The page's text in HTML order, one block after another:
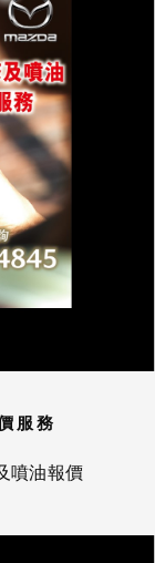
服務
噴油報價